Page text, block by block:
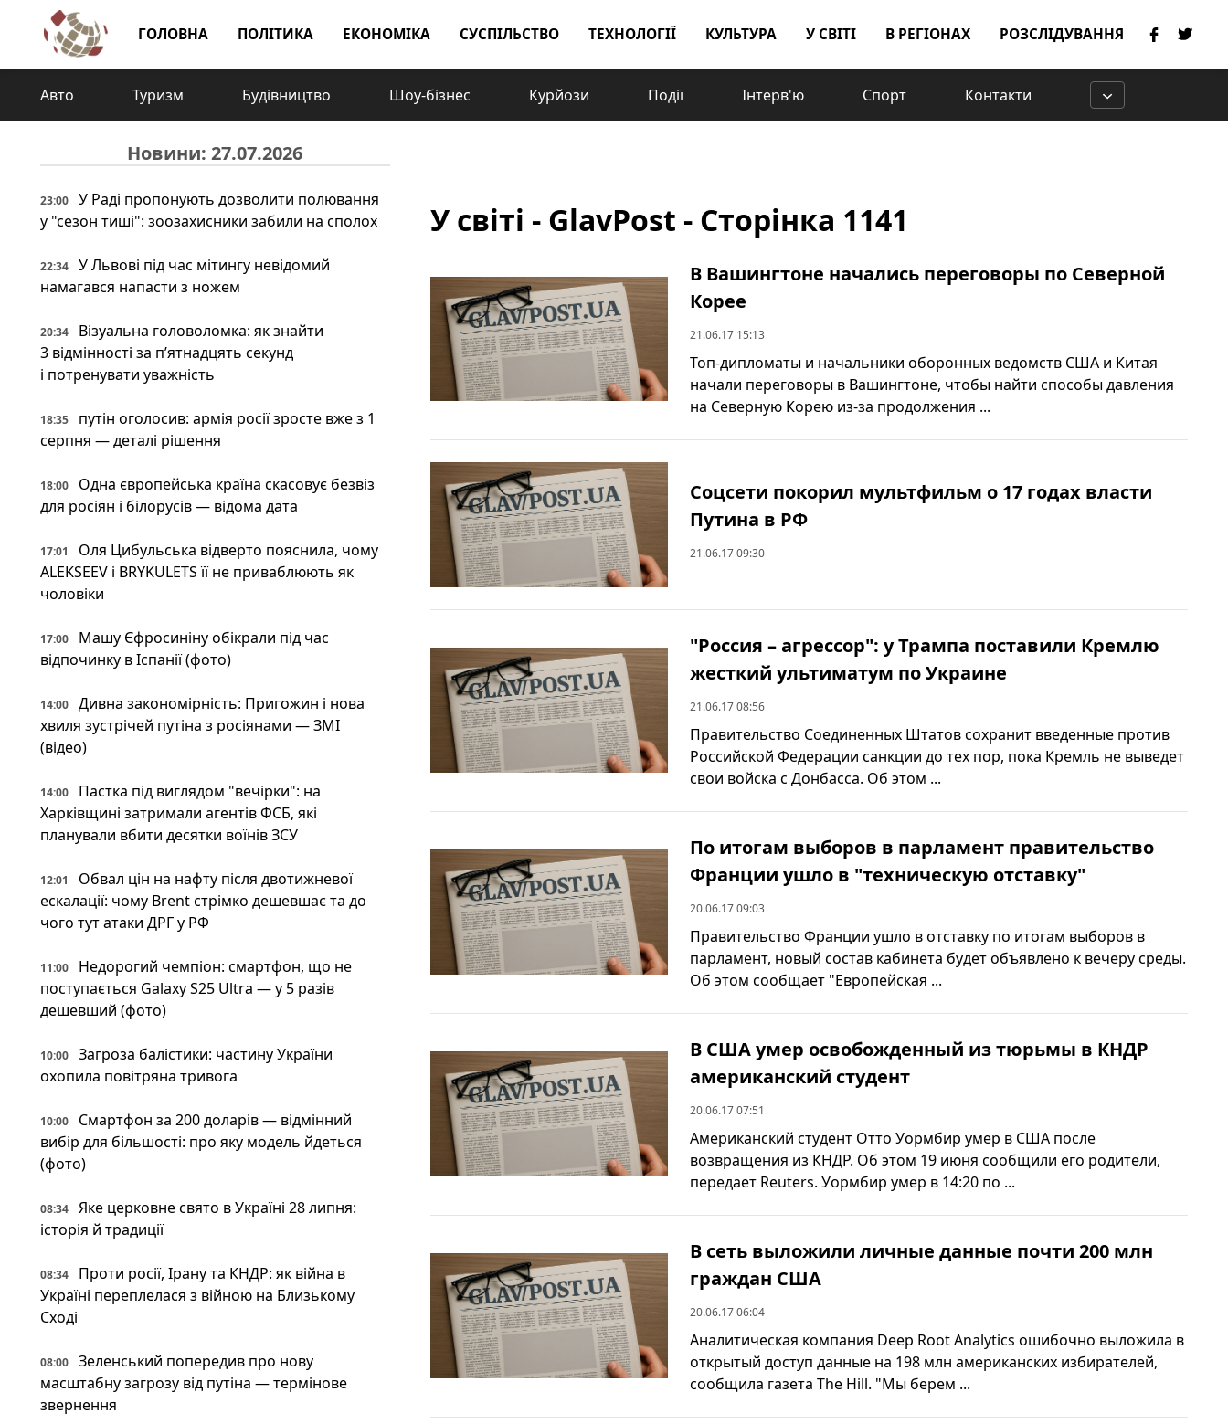
ГОЛОВНА ПОЛІТИКА ЕКОНОМІКА СУСПІЛЬСТВО ТЕХНОЛОГІЇ КУЛЬТУРА У СВІТІ В РЕГІОНАХ РОЗСЛІДУВАННЯ
Авто Туризм Будівництво Шоу-бізнес Курйози Події Інтерв'ю Спорт Контакти
Новини: 27.07.2026
23:00
У Раді пропонують дозволити полювання
у "сезон тиші": зоозахисники забили на сполох
22:34
У Львові під час мітингу невідомий
намагався напасти з ножем
20:34
Візуальна головоломка: як знайти
3 відмінності за п’ятнадцять секунд
і потренувати уважність
18:35
путін оголосив: армія росії зросте вже з 1
серпня — деталі рішення
18:00
Одна європейська країна скасовує безвіз
для росіян і білорусів — відома дата
17:01
Оля Цибульська відверто пояснила, чому
ALEKSEEV і BRYKULETS її не приваблюють як
чоловіки
17:00
Машу Єфросиніну обікрали під час
відпочинку в Іспанії (фото)
14:00
Дивна закономірність: Пригожин і нова
хвиля зустрічей путіна з росіянами — ЗМІ
(відео)
14:00
Пастка під виглядом "вечірки": на
Харківщині затримали агентів ФСБ, які
планували вбити десятки воїнів ЗСУ
12:01
Обвал цін на нафту після двотижневої
ескалації: чому Brent стрімко дешевшає та до
чого тут атаки ДРГ у РФ
11:00
Недорогий чемпіон: смартфон, що не
поступається Galaxy S25 Ultra — у 5 разів
дешевший (фото)
10:00
Загроза балістики: частину України
охопила повітряна тривога
10:00
Смартфон за 200 доларів — відмінний
вибір для більшості: про яку модель йдеться
(фото)
08:34
Яке церковне свято в Україні 28 липня:
історія й традиції
08:34
Проти росії, Ірану та КНДР: як війна в
Україні переплелася з війною на Близькому
Сході
08:00
Зеленський попередив про нову
масштабну загрозу від путіна — термінове
звернення
У світі - GlavPost - Сторінка 1141
В Вашингтоне начались переговоры по Северной
Корее
21.06.17 15:13
Топ-дипломаты и начальники оборонных ведомств США и Китая
начали переговоры в Вашингтоне, чтобы найти способы давления
на Северную Корею из-за продолжения ...
Соцсети покорил мультфильм о 17 годах власти
Путина в РФ
21.06.17 09:30
"Россия – агрессор": у Трампа поставили Кремлю
жесткий ультиматум по Украине
21.06.17 08:56
Правительство Соединенных Штатов сохранит введенные против
Российской Федерации санкции до тех пор, пока Кремль не выведет
свои войска с Донбасса. Об этом ...
По итогам выборов в парламент правительство
Франции ушло в "техническую отставку"
20.06.17 09:03
Правительство Франции ушло в отставку по итогам выборов в
парламент, новый состав кабинета будет объявлено к вечеру среды.
Об этом сообщает "Европейская ...
В США умер освобожденный из тюрьмы в КНДР
американский студент
20.06.17 07:51
Американский студент Отто Уормбир умер в США после
возвращения из КНДР. Об этом 19 июня сообщили его родители,
передает Reuters. Уормбир умер в 14:20 по ...
В сеть выложили личные данные почти 200 млн
граждан США
20.06.17 06:04
Аналитическая компания Deep Root Analytics ошибочно выложила в
открытый доступ данные на 198 млн американских избирателей,
сообщила газета The Нill. "Мы берем ...